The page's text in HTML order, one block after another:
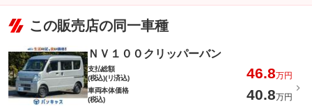
この販売店の同一車種
ＮＶ１００クリッパーバン
支払総額
(税込)(リ済込)
46.8万円
車両本体価格
(税込)
40.8万円